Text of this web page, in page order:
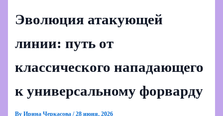
Эволюция атакующей
линии: путь от
классического нападающего
к универсальному форварду
ByИрина Черкасова/28 июня, 2026